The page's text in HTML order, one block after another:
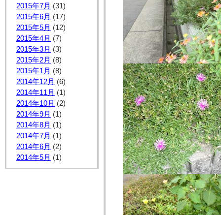
2015年7月 (31)
2015年6月 (17)
2015年5月 (12)
2015年4月 (7)
2015年3月 (3)
2015年2月 (8)
2015年1月 (8)
2014年12月 (6)
2014年11月 (1)
2014年10月 (2)
2014年9月 (1)
2014年8月 (1)
2014年7月 (1)
2014年6月 (2)
2014年5月 (1)